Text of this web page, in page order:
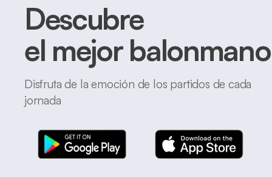
Descubre
el mejor balonmano
Disfruta de la emoción de los partidos de cada
jornada